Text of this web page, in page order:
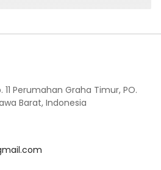
11 Perumahan Graha Timur, PO.
Barat, Indonesia